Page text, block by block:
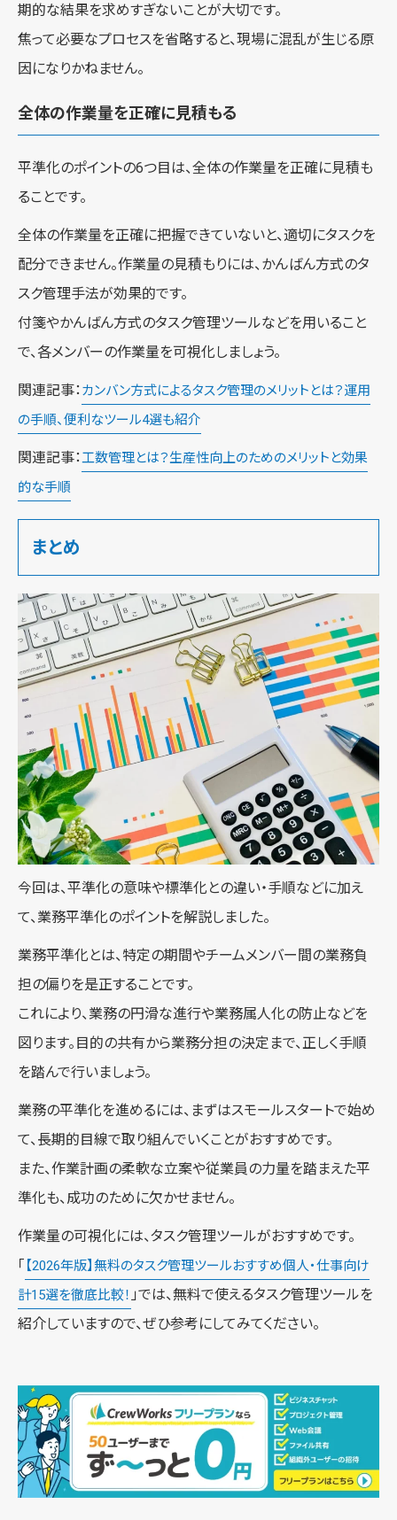
期的な結果を求めすぎないことが大切です。
焦って必要なプロセスを省略すると、現場に混乱が生じる原
因になりかねません。
全体の作業量を正確に見積もる
平準化のポイントの6つ目は、全体の作業量を正確に見積も
ることです。
全体の作業量を正確に把握できていないと、適切にタスクを
配分できません。作業量の見積もりには、かんばん方式のタ
スク管理手法が効果的です。
付箋やかんばん方式のタスク管理ツールなどを用いること
で、各メンバーの作業量を可視化しましょう。
関連記事： カンバン方式によるタスク管理のメリットとは？運用
の手順、便利なツール4選も紹介
関連記事：工数管理とは？生産性向上のためのメリットと効果
的な手順
まとめ
今回は、平準化の意味や標準化との違い・手順などに加え
て、業務平準化のポイントを解説しました。
業務平準化とは、特定の期間やチームメンバー間の業務負
担の偏りを是正することです。
これにより、業務の円滑な進行や業務属人化の防止などを
図ります。目的の共有から業務分担の決定まで、正しく手順
を踏んで行いましょう。
業務の平準化を進めるには、まずはスモールスタートで始め
て、長期的目線で取り組んでいくことがおすすめです。
また、作業計画の柔軟な立案や従業員の力量を踏まえた平
準化も、成功のために欠かせません。
作業量の可視化には、タスク管理ツールがおすすめです。
「 【2026年版】無料のタスク管理ツールおすすめ個人・仕事向け
計15選を徹底比較！ 」では、無料で使えるタスク管理ツールを
紹介していますので、ぜひ参考にしてみてください。